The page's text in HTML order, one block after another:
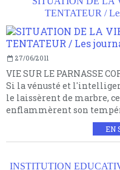
TENTATEUR /
27/06/2011
VIE SUR LE PARNASSE
Si la vénusté et
le laissèrent de marbre,
enflammèrent son
EN
INSTITUTION